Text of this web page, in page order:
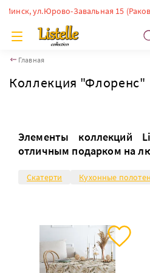
ул.Юрово-Завальная 15
Главная
Коллекция "Флоренс"
Элементы коллекций
отличным подарком на
Скатерти Кухонные